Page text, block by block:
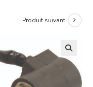
Produit suivant